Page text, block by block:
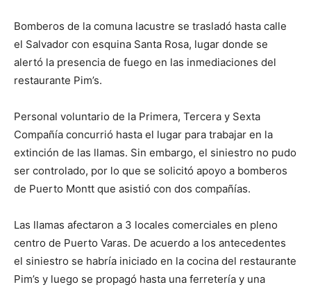
Bomberos de la comuna lacustre se trasladó hasta calle
el Salvador con esquina Santa Rosa, lugar donde se
alertó la presencia de fuego en las inmediaciones del
restaurante Pim’s.
Personal voluntario de la Primera, Tercera y Sexta
Compañía concurrió hasta el lugar para trabajar en la
extinción de las llamas. Sin embargo, el siniestro no pudo
ser controlado, por lo que se solicitó apoyo a bomberos
de Puerto Montt que asistió con dos compañías.
Las llamas afectaron a 3 locales comerciales en pleno
centro de Puerto Varas. De acuerdo a los antecedentes
el siniestro se habría iniciado en la cocina del restaurante
Pim’s y luego se propagó hasta una ferretería y una